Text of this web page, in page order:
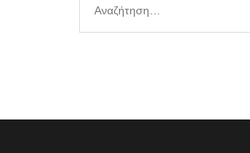
Αναζήτηση
για: